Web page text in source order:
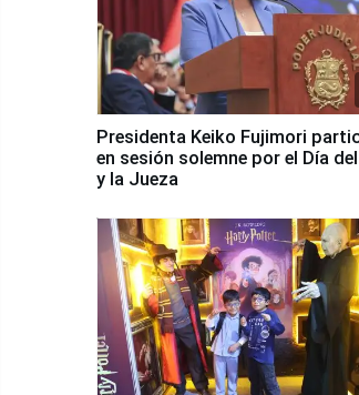
Presidenta Keiko Fujimori
en sesión solemne por el Día
y la Jueza